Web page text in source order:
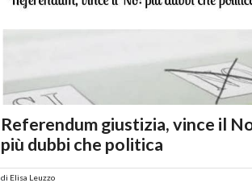
Referendum giustizia, vince il
più dubbi che politica
di Elisa Leuzzo